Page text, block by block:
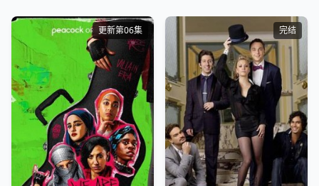
更新第06集 完结